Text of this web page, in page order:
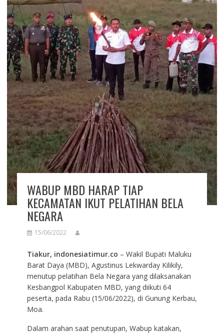
WABUP MBD HARAP TIAP
KECAMATAN IKUT PELATIHAN BELA
NEGARA
15/06/2022
Tiakur, indonesiatimur.co – Wakil Bupati Maluku
Barat Daya (MBD), Agustinus Lekwarday Kilikily,
menutup pelatihan Bela Negara yang dilaksanakan
Kesbangpol Kabupaten MBD, yang diikuti 64
peserta, pada Rabu (15/06/2022), di Gunung Kerbau,
Moa.
Dalam arahan saat penutupan, Wabup katakan,